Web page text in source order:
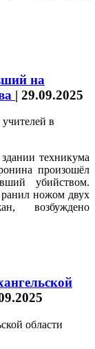
на
| 29.09.2025
техникума
произошёл
убийством.
ранил ножом двух
возбуждено